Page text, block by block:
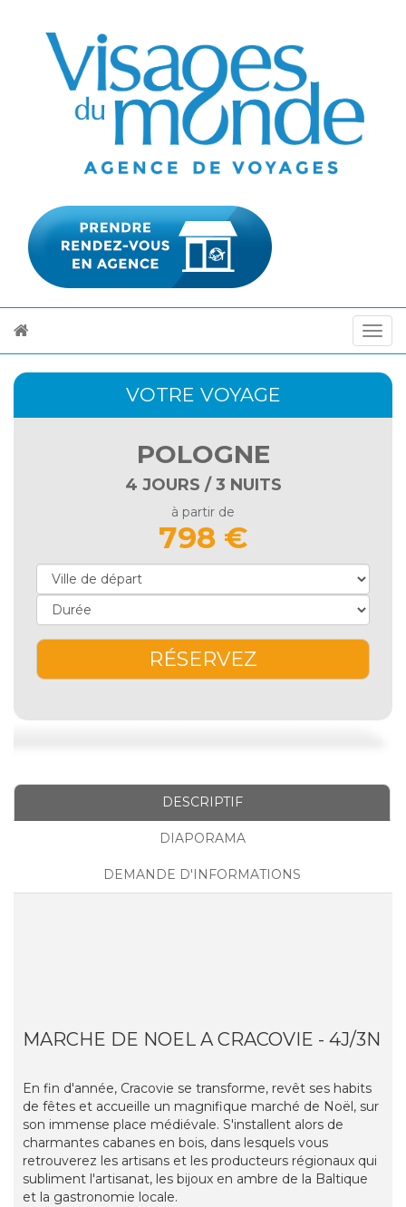
VOTRE VOYAGE
POLOGNE
4 JOURS / 3 NUITS
à partir de
798 €
RÉSERVEZ
DESCRIPTIF
DIAPORAMA
DEMANDE D'INFORMATIONS
MARCHE DE NOEL A CRACOVIE - 4J/3N
En fin d'année, Cracovie se transforme, revêt ses habits
de fêtes et accueille un magnifique marché de Noël, sur
son immense place médiévale. S'installent alors de
charmantes cabanes en bois, dans lesquels vous
retrouverez les artisans et les producteurs régionaux qui
subliment l'artisanat, les bijoux en ambre de la Baltique
et la gastronomie locale.